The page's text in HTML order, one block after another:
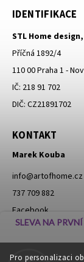
Pro personalizaci
IDENTIFIKACE
STL Home
Příčná 1892/4
110 00 Praha 1 -
IČ: 218 91 702
DIČ: CZ21891702
KONTAKT
Marek Kouba
info@artofhome.cz
737 709 882
Facebook
Instagram
SLEVA NA